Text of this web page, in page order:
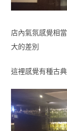
店內氣氛感覺相
大的差別
這裡感覺有種古